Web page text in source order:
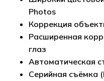
Photos
Коррекция
Расширенная
глаз
Автоматическая
Серийная съёмка